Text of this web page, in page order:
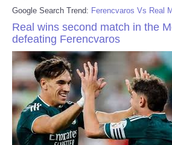
Google Search Trend: Ferencvaros Vs Real
Real wins second match in the
defeating Ferencvaros